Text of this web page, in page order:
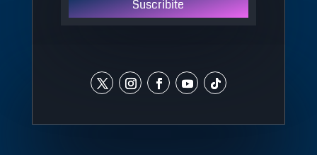
Suscribite